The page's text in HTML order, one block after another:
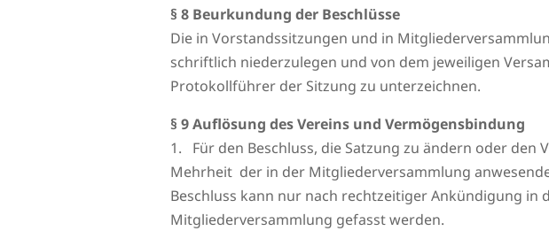
§ 8 Beurkundung der Beschlüsse
Die in Vorstandssitzungen und in
schriftlich niederzulegen und von dem jeweiligen
Protokollführer der Sitzung zu unterzeichnen.
§ 9 Auflösung des Vereins und Vermögensbindung
1. Für den Beschluss, die Satzung zu ändern oder den
Mehrheit der in der Mitgliederversammlung
Beschluss kann nur nach rechtzeitiger Ankündigung in
Mitgliederversammlung gefasst werden.